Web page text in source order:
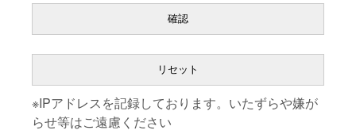
※IPアドレスを記録しております。いたずらや嫌が
らせ等はご遠慮ください